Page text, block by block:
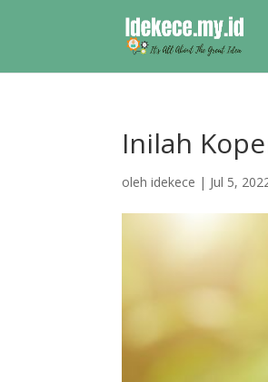
Inilah
olehidekece | Jul 5,